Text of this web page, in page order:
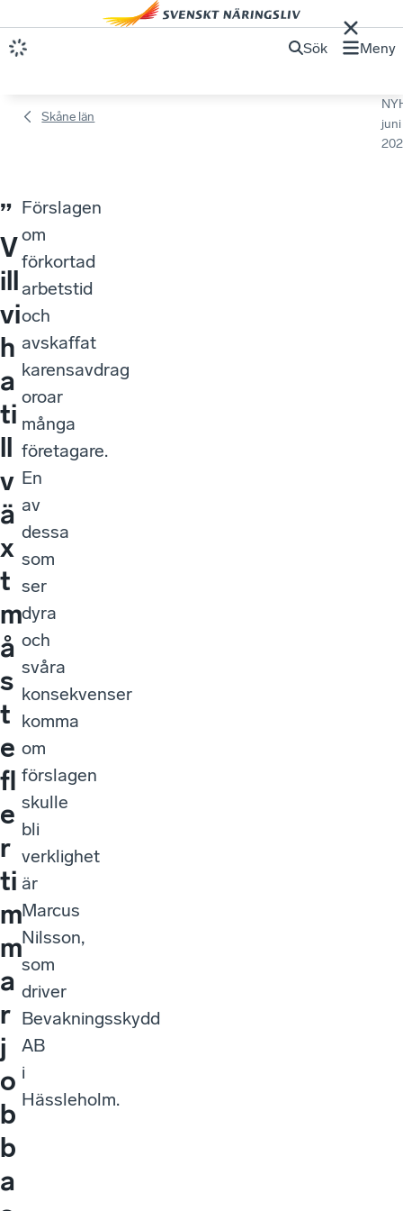
Sök Meny
Skåne län
juni
”
V
ill
vi
h
a
ti
ll
v
ä
x
t
m
å
s
t
e
fl
e
r
ti
m
m
a
r
j
o
b
b
a
Förslagen
om
förkortad
arbetstid
och
avskaffat
karensavdrag
oroar
många
företagare.
En
av
dessa
som
ser
dyra
och
svåra
konsekvenser
komma
om
förslagen
skulle
bli
verklighet
är
Marcus
Nilsson,
som
driver
Bevakningsskydd
AB
i
Hässleholm.